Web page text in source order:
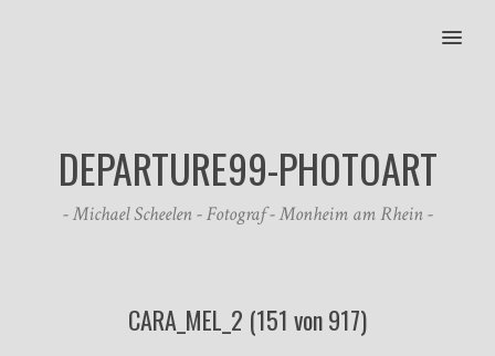
MENU
DEPARTURE99-PHOTOART
- Michael Scheelen - Fotograf - Monheim am Rhein -
CARA_MEL_2 (151 von 917)